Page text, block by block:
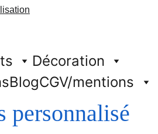
Décoration
BlogCGV/mentions
personnalisé